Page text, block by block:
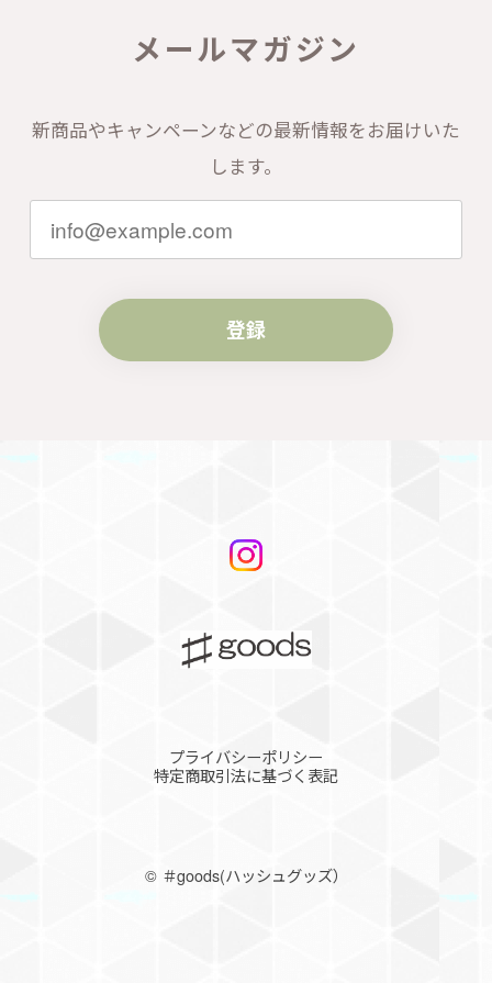
メールマガジン
新商品やキャンペーンなどの最新情報をお届けいた
します。
登録
プライバシーポリシー
特定商取引法に基づく表記
©︎ ＃goods(ハッシュグッズ）